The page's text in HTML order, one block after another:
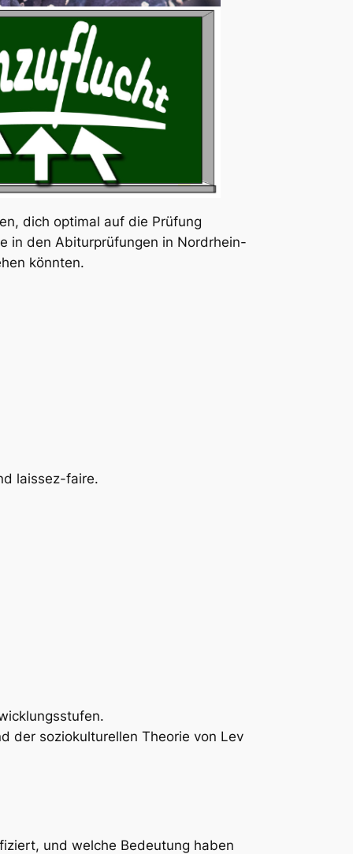
dich optimal auf die Prüfung
in den Abiturprüfungen in Nordrhein-
könnten.
laissez-faire.
der soziokulturellen Theorie von Lev
und welche Bedeutung haben